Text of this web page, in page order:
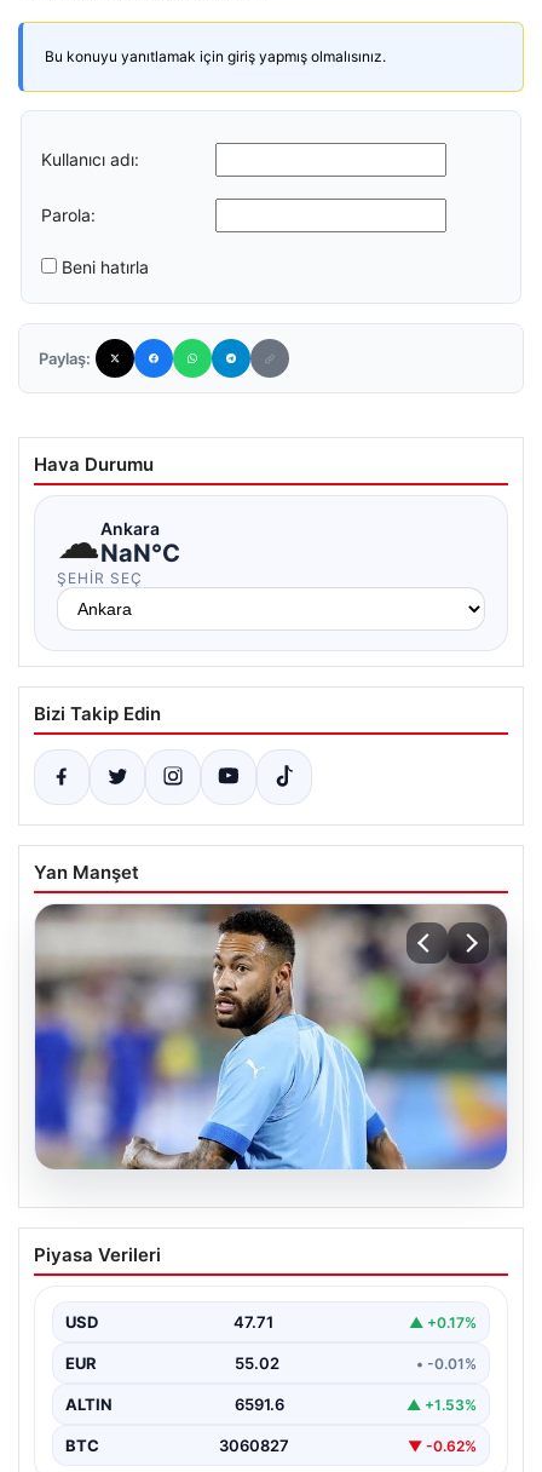
Bu konuyu yanıtlamak için giriş yapmış olmalısınız.
Kullanıcı adı:
Parola:
Beni hatırla
Paylaş:
Hava Durumu
☁Ankara
NaN°C
ŞEHIR SEÇ
Bizi Takip Edin
Yan Manşet
05.08.2026
Neymar’ın maç sonrası gerginlik
yaşadığı anlar!
Piyasa Verileri
USD 47.71 ▲ +0.17%
EUR 55.02 • -0.01%
ALTIN 6591.6 ▲ +1.53%
BTC 3060827 ▼ -0.62%